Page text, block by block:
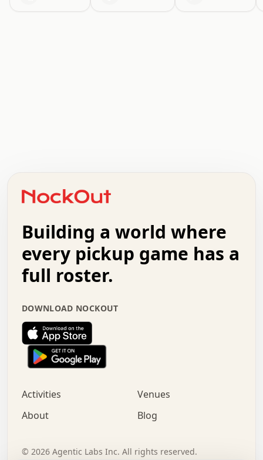
+   .   .   .   .   .   .   .   .   .   +   .   .
.   .   .   .   .   .   .   .   .   .   .   :   .
.   .   .   .   +   .   .   .   .   .   .   .   +
.   :   .   .   .   .   .   .   .   .   o   .   .
.   .   x   .   .   .   .   .   .   :   .   .   o
.   .   .   .   :   .   .   .   .   o   .   .   .
.   .   .   .   .   .   .   :   .   .   .   .   .
.   .   .   .   .   .   .   +   .   .   x   .   .
.   .   .   .   .   :   +   .   .   .   .   .   o
.   .   .   .   .   .   .   .   .   .   .   .   .
.   .   :   o   .   .   .   .   .   .   .   +   .
.   o   .   .   .   .   x   .   .   .   .   .   .
+   .   o   .   .   .   .   o   .   .   .   .
.   +   .   .   .   .   .   .   .   .   :   .   x
.   .   .   .   .   .   .   .   .   .   .   .   .   .
Building a world where
every pickup game has a
full roster.
DOWNLOAD NOCKOUT
Activities
Venues
About
Blog
© 2026 Agentic Labs Inc. All rights reserved.